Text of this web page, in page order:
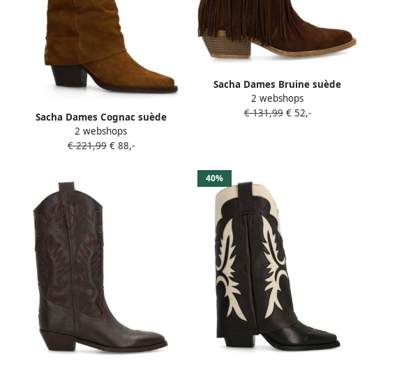
Sacha Dames Cognac suède
enkellaarsjes met flap
2 webshops
€ 221,99€ 88,-
Sacha Dames Bruine suède
western enkellaarsjes met
franjes
2 webshops
€ 131,99€ 52,-
40%